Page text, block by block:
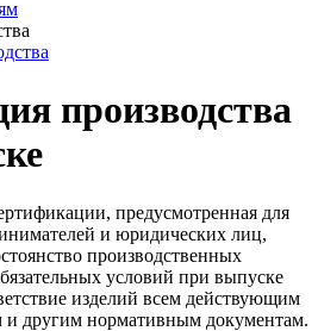
производства
предусмотренная для
и юридических лиц,
производственных
условий при выпуске
изделий всем действующим
и другим нормативным документам.